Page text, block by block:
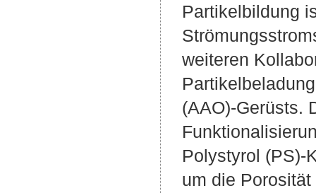
Partikelbildung
weiteren
(AAO)-Gerüsts.
Polystyrol (PS)-
um die